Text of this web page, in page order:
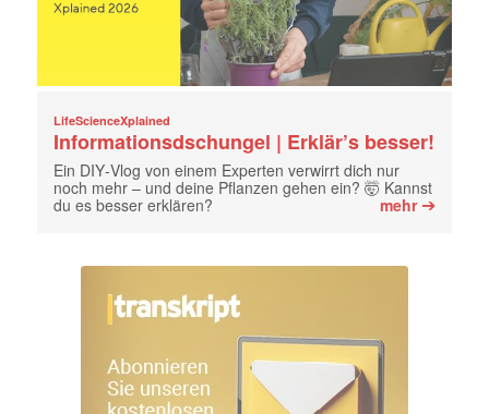
LifeScienceXplained
Informationsdschungel | Erklär’s besser!
Ein DIY‑Vlog von einem Experten verwirrt dich nur
noch mehr – und deine Pflanzen gehen ein? 🤯 Kannst
du es besser erklären?
mehr➔